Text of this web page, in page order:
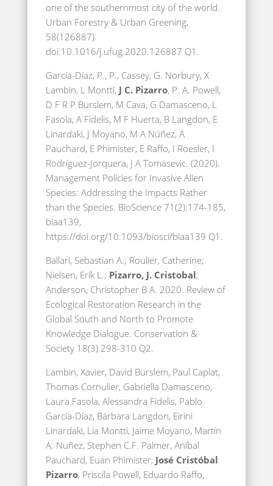
one of the southernmost city of the world.
Urban Forestry & Urban Greening,
58(126887).
doi:10.1016/j.ufug.2020.126887 Q1.
García-Díaz, P., P., Cassey, G. Norbury, X
Lambin, L Montti, J C. Pizarro, P. A. Powell,
D F R P Burslem, M Cava, G Damasceno, L
Fasola, A Fidelis, M F Huerta, B Langdon, E
Linardaki, J Moyano, M A Núñez, A
Pauchard, E Phimister, E Raffo, I Roesler, I
Rodríguez-Jorquera, J A Tomasevic. (2020).
Management Policies for Invasive Alien
Species: Addressing the Impacts Rather
than the Species. BioScience 71(2):174-185,
biaa139,
https://doi.org/10.1093/biosci/biaa139 Q1.
Ballari, Sebastian A.; Roulier, Catherine;
Nielsen, Erik L.; Pizarro, J. Cristobal;
Anderson, Christopher B A. 2020. Review of
Ecological Restoration Research in the
Global South and North to Promote
Knowledge Dialogue. Conservation &
Society 18(3) 298-310 Q2.
Lambin, Xavier, David Burslem, Paul Caplat,
Thomas Cornulier, Gabriella Damasceno,
Laura Fasola, Alessandra Fidelis, Pablo
García-Díaz, Bárbara Langdon, Eirini
Linardaki, Lia Montti, Jaime Moyano, Martín
A. Nuñez, Stephen C.F. Palmer, Aníbal
Pauchard, Euan Phimister, José Cristóbal
Pizarro, Priscila Powell, Eduardo Raffo,